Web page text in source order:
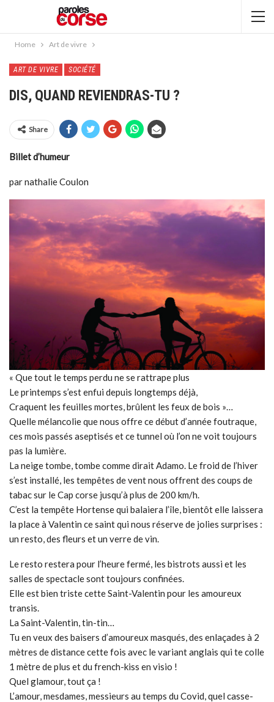
Home Art de vivre
ART DE VIVRE SOCIÉTÉ
DIS, QUAND REVIENDRAS-TU ?
Share
Billet d’humeur
par nathalie Coulon
« Que tout le temps perdu ne se rattrape plus
Le printemps s’est enfui depuis longtemps déjà,
Craquent les feuilles mortes, brûlent les feux de bois »…
Quelle mélancolie que nous offre ce début d’année foutraque,
ces mois passés aseptisés et ce tunnel où l’on ne voit toujours
pas la lumière.
La neige tombe, tombe comme dirait Adamo. Le froid de l’hiver
s’est installé, les tempêtes de vent nous offrent des coups de
tabac sur le Cap corse jusqu’à plus de 200 km/h.
C’est la tempête Hortense qui balaiera l’île, bientôt elle laissera
la place à Valentin ce saint qui nous réserve de jolies surprises :
un resto, des fleurs et un verre de vin.
Le resto restera pour l’heure fermé, les bistrots aussi et les
salles de spectacle sont toujours confinées.
Elle est bien triste cette Saint-Valentin pour les amoureux
transis.
La Saint-Valentin, tin-tin…
Tu en veux des baisers d’amoureux masqués, des enlaçades à 2
mètres de distance cette fois avec le variant anglais qui te colle
1 mètre de plus et du french-kiss en visio !
Quel glamour, tout ça !
L’amour, mesdames, messieurs au temps du Covid, quel casse-